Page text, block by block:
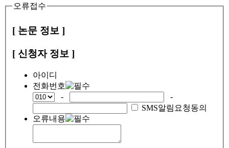
오류접수
[ 논문 정보 ]
[ 신청자 정보 ]
아이디
전화번호
-
-
SMS알림요청동의
오류내용